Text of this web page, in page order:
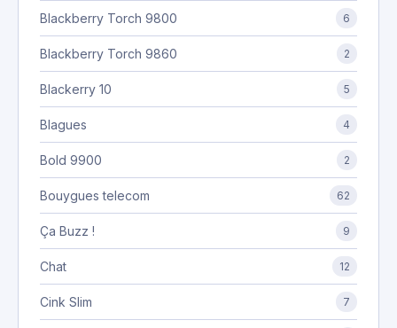
Blackberry Torch 9800 6
Blackberry Torch 9860 2
Blackerry 10 5
Blagues 4
Bold 9900 2
Bouygues telecom 62
Ça Buzz ! 9
Chat 12
Cink Slim 7